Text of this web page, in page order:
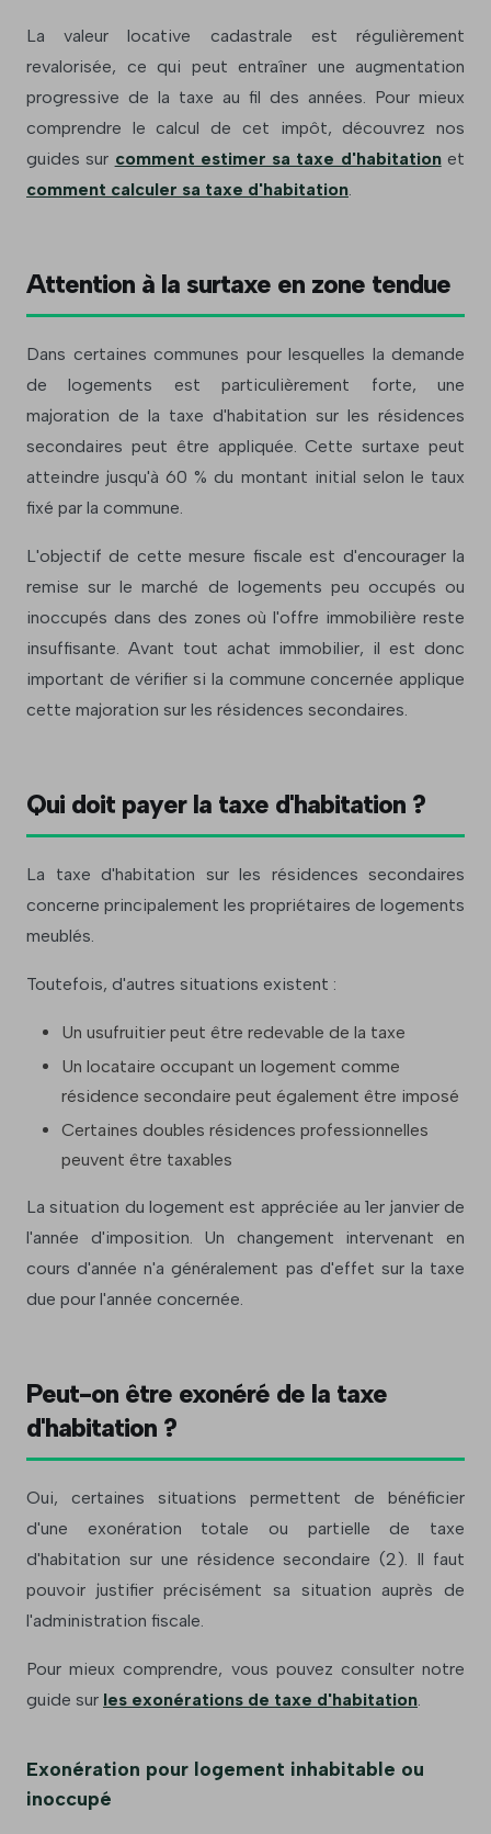
La valeur locative cadastrale est régulièrement
revalorisée, ce qui peut entraîner une augmentation
progressive de la taxe au fil des années. Pour mieux
comprendre le calcul de cet impôt, découvrez nos
guides sur comment estimer sa taxe d'habitationet
comment calculer sa taxe d'habitation
Attention à la surtaxe en zone tendue
Dans certaines communes pour lesquelles la demande
de logements est particulièrement forte, une
majoration de la taxe d'habitation sur les résidences
secondaires peut être appliquée. Cette surtaxe peut
atteindre jusqu'à 60 % du montant initial selon le taux
fixé par la commune.
L'objectif de cette mesure fiscale est d'encourager la
remise sur le marché de logements peu occupés ou
inoccupés dans des zones où l'offre immobilière reste
insuffisante. Avant tout achat immobilier, il est donc
important de vérifier si la commune concernée applique
cette majoration sur les résidences secondaires.
Qui doit payer la taxe d'habitation ?
La taxe d'habitation sur les résidences secondaires
concerne principalement les propriétaires de logements
meublés.
Toutefois, d'autres situations existent :
Un usufruitier peut être redevable de la taxe
Un locataire occupant un logement comme
résidence secondaire peut également être imposé
Certaines doubles résidences professionnelles
peuvent être taxables
La situation du logement est appréciée au 1er janvier de
l'année d'imposition. Un changement intervenant en
cours d'année n'a généralement pas d'effet sur la taxe
due pour l'année concernée.
Peut-on être exonéré de la taxe
d'habitation ?
Oui, certaines situations permettent de bénéficier
d'une exonération totale ou partielle de taxe
d'habitation sur une résidence secondaire (2). Il faut
pouvoir justifier précisément sa situation auprès de
l'administration fiscale.
Pour mieux comprendre, vous pouvez consulter notre
guide sur les exonérations de taxe d'habitation
Exonération pour logement inhabitable ou
inoccupé